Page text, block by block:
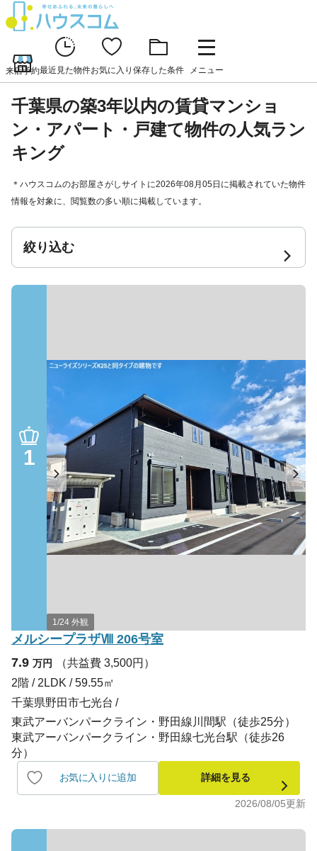
来店予約最近見た物件お気に入り 保存した条件 メニュー
千葉県の築3年以内の賃貸マンショ
ン・アパート・戸建て物件の人気ラン
キング
＊ハウスコムのお部屋さがしサイトに2026年08月05日に掲載されていた物件
情報を対象に、閲覧数の多い順に掲載しています。
絞り込む
1
1/24 外観
メルシープラザⅧ 206号室
7.9 万円
（共益費 3,500円）
2階 / 2LDK / 59.55㎡
千葉県野田市七光台
東武アーバンパークライン・野田線川間駅（徒歩25分）
東武アーバンパークライン・野田線七光台駅（徒歩26
分）
お気に入りに追加 詳細を見る
2026/08/05更新